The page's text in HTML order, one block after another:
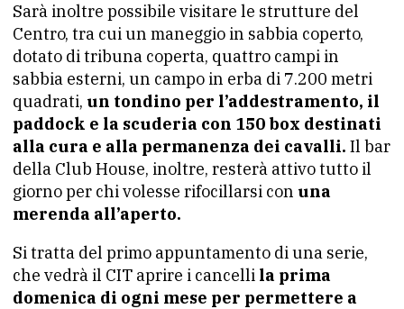
Sarà inoltre possibile visitare le strutture del
Centro, tra cui un maneggio in sabbia coperto,
dotato di tribuna coperta, quattro campi in
sabbia esterni, un campo in erba di 7.200 metri
quadrati, un tondino per l’addestramento, il
paddock e la scuderia con 150 box destinati
alla cura e alla permanenza dei cavalli. Il bar
della Club House, inoltre, resterà attivo tutto il
giorno per chi volesse rifocillarsi con una
merenda all’aperto.
Si tratta del primo appuntamento di una serie,
che vedrà il CIT aprire i cancelli la prima
domenica di ogni mese per permettere a